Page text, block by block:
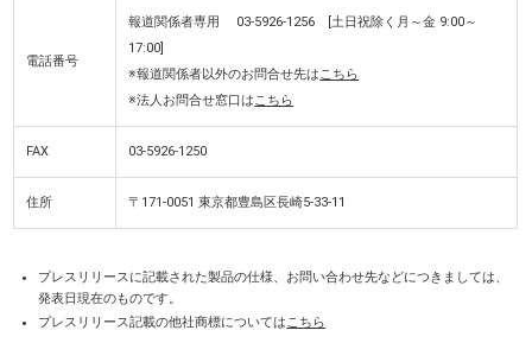
電話番号
報道関係者専用 03-5926-1256 [土日祝除く月～金 9:00～
17:00]
※報道関係者以外のお問合せ先はこちら
※法人お問合せ窓口はこちら
FAX 03-5926-1250
住所 〒171-0051 東京都豊島区長崎5-33-11
プレスリリースに記載された製品の仕様、お問い合わせ先などにつきましては、
発表日現在のものです。
プレスリリース記載の他社商標についてはこちら